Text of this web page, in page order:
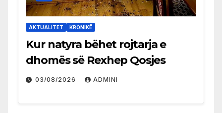
AKTUALITET KRONIKË
Kur natyra bëhet rojtarja e
dhomës së Rexhep Qosjes
03/08/2026 ADMINI